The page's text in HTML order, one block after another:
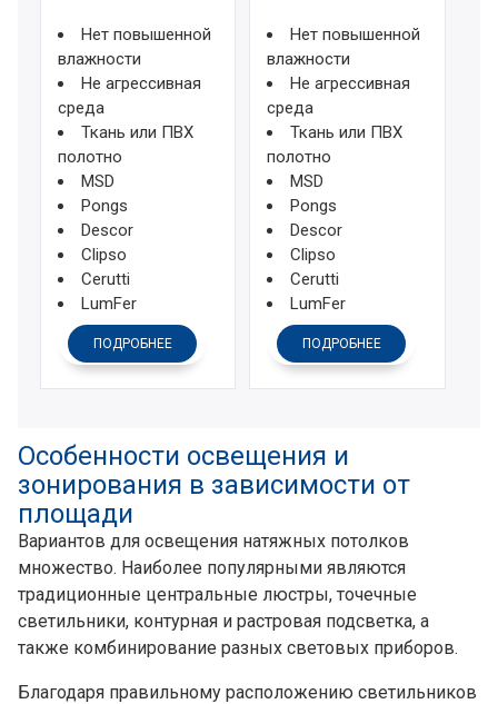
Нет повышенной
влажности
Не агрессивная
среда
Ткань или ПВХ
полотно
MSD
Pongs
Descor
Clipso
Cerutti
LumFer
ПОДРОБНЕЕ
Нет повышенной
влажности
Не агрессивная
среда
Ткань или ПВХ
полотно
MSD
Pongs
Descor
Clipso
Cerutti
LumFer
ПОДРОБНЕЕ
Особенности освещения и
зонирования в зависимости от
площади
Вариантов для освещения натяжных потолков
множество. Наиболее популярными являются
традиционные центральные люстры, точечные
светильники, контурная и растровая подсветка, а
также комбинирование разных световых приборов.
Благодаря правильному расположению светильников